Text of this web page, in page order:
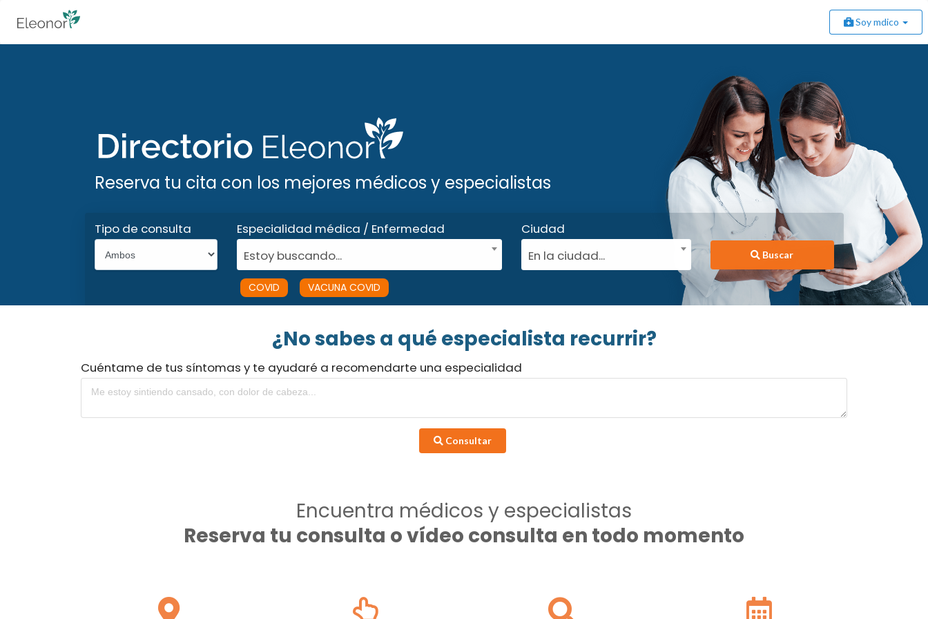
Soy mdico
Reserva tu cita con los mejores médicos y especialistas
Tipo de consulta
Especialidad médica / Enfermedad
Estoy buscando...
COVID VACUNA COVID
Ciudad
En la ciudad...
Buscar
¿No sabes a qué especialista recurrir?
Cuéntame de tus síntomas y te ayudaré a recomendarte una especialidad
Consultar
Encuentra médicos y especialistas
Reserva tu consulta o vídeo consulta en todo momento